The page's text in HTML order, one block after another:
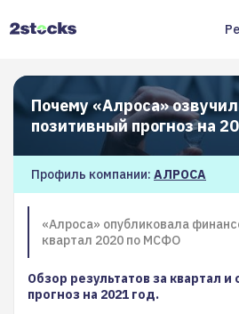
Почему «Алроса»
позитивный прогноз на
Профиль компании: АЛРОСА
«Алроса» опубликовала
квартал 2020 по МСФО
Обзор результатов за квартал
прогноз на 2021 год.